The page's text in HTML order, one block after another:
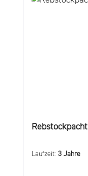
Laufzeit: 3 Jahre